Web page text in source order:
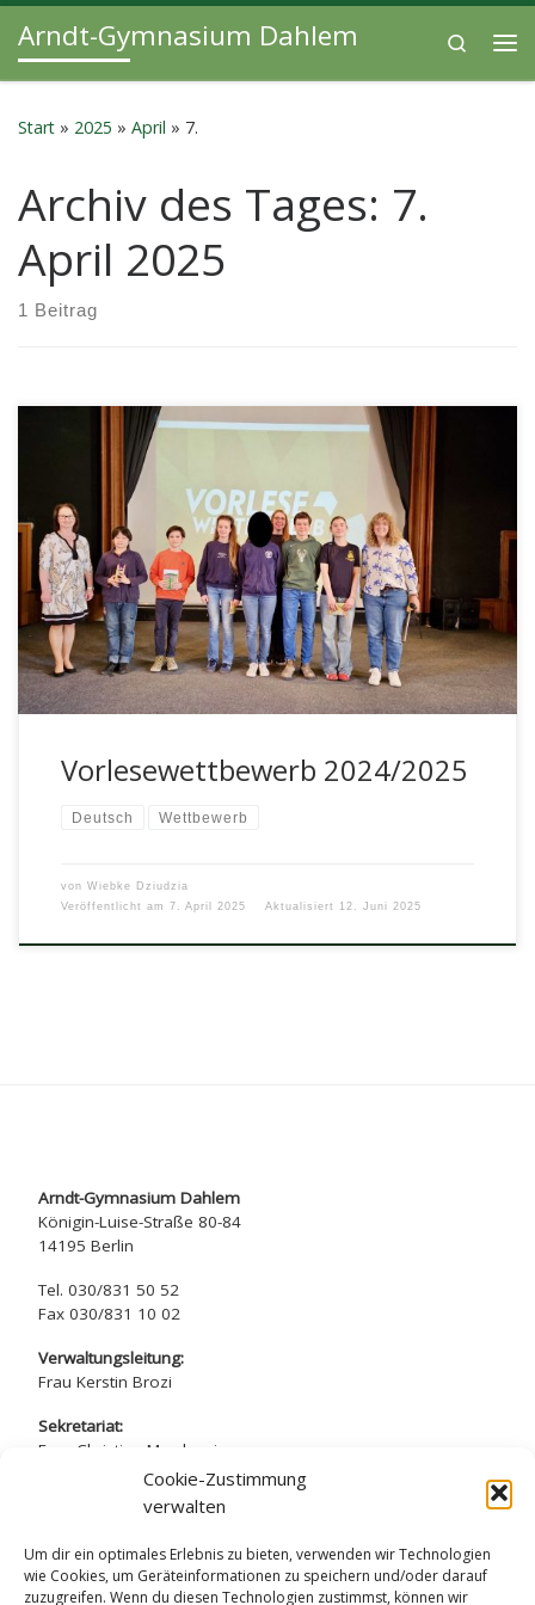
Cookie-Zustimmung
verwalten
Um dir ein optimales Erlebnis zu bieten, verwenden wir Technologien
wie Cookies, um Geräteinformationen zu speichern und/oder darauf
zuzugreifen. Wenn du diesen Technologien zustimmst, können wir
Zum Inhalt springen
Arndt-Gymnasium Dahlem
Search
Start » 2025 » April » 7.
Archiv des Tages: 7.
April 2025
1 Beitrag
Inzwischen ist der Vorlesewettbewerb der Klassenstufen 5-7
schon eine schöne Schultradition geworden und so traten
am heutigen 07.April also wieder […]
Vorlesewettbewerb 2024/2025
Deutsch Wettbewerb
von Wiebke Dziudzia
Veröffentlicht am 7. April 2025 Aktualisiert 12. Juni 2025
Arndt-Gymnasium Dahlem
Königin-Luise-Straße 80-84
14195 Berlin
Tel. 030/831 50 52
Fax 030/831 10 02
Verwaltungsleitung:
Frau Kerstin Brozi
Sekretariat:
Frau Christina Marchewicz
Frau Nadine Simros
sekretariat@arndt-gymnasium.de